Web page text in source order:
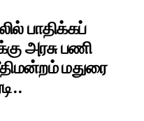
பாதிக்கப்
அரசு பணி
மதுரை